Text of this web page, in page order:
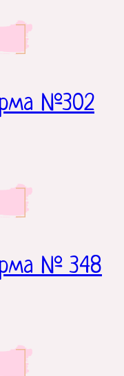
№302
№ 348